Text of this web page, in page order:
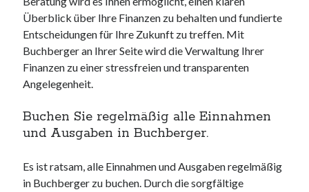
Überblick über Ihre Finanzen zu behalten und fundierte
Entscheidungen für Ihre Zukunft zu treffen. Mit
Buchberger an Ihrer Seite wird die Verwaltung Ihrer
Finanzen zu einer stressfreien und transparenten
Angelegenheit.
Buchen Sie regelmäßig alle Einnahmen
und Ausgaben in Buchberger.
Es ist ratsam, alle Einnahmen und Ausgaben regelmäßig
in Buchberger zu buchen. Durch die sorgfältige